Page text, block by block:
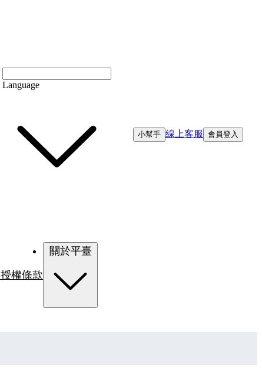
Language
小幫手 線上客服 會員登入
授權條款